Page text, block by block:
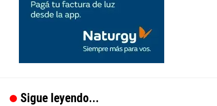
Sigue leyendo...